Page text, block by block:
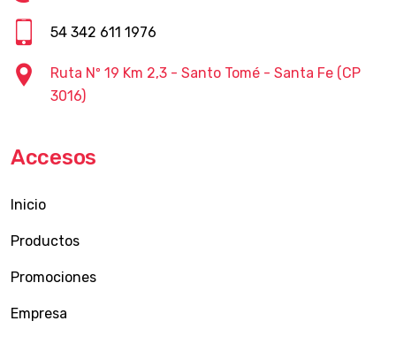
54 342 611 1976
Ruta Nº 19 Km 2,3 - Santo Tomé - Santa Fe (CP
3016)
Accesos
Inicio
Productos
Promociones
Empresa